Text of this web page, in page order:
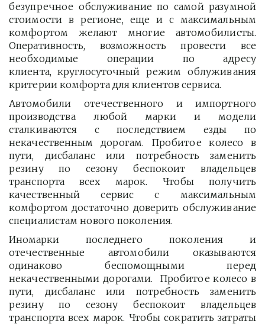
безупречное обслуживание по самой разумной
стоимости в регионе, еще и с максимальным
комфортом желают многие автомобилисты.
Оперативность, возможность провести все
необходимые операции по адресу
клиента, круглосуточный режим облуживания
критерии комфорта для клиентов сервиса.
Автомобили отечественного и импортного
производства любой марки и модели
сталкиваются с последствием езды по
некачественным дорогам. Пробитое колесо в
пути, дисбаланс или потребность заменить
резину по сезону беспокоит владельцев
транспорта всех марок. Чтобы получить
качественный сервис с максимальным
комфортом достаточно доверить обслуживание
специалистам нового поколения.
Иномарки последнего поколения и
отечественные автомобили оказываются
одинаково беспомощными перед
некачественными дорогами. Пробитое колесо в
пути, дисбаланс или потребность заменить
резину по сезону беспокоит владельцев
транспорта всех марок. Чтобы сократить затраты